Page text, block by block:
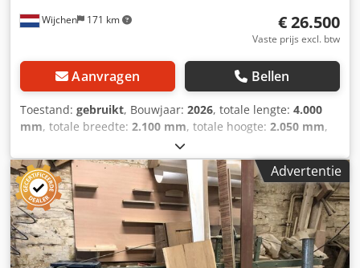
Wijchen 171 km € 26.500
Vaste prijs excl. btw
Aanvragen Bellen
Toestand: gebruikt, Bouwjaar: 2026, totale lengte: 4.000
mm, totale breedte: 2.100 mm, totale hoogte: 2.050 mm,
Kleur: Wit Ledig gewicht: 4.020 kg Dcsdpfszkr Tbsx Adpsk -
Bouwjaar: 2026 - Documentatie aanwezig: Ja - └ Type
documentatie: Technische gegevens, Elektrische schema’s,
Gebruikershandleiding - └ Taal: EN - └ Soort: Hardcopy -
CE markering aanwezig: Ja - CE certificaat aanwezig: Ja -
Hoofd motorvermogen [kW]: 2.1 - Aandrijving pers:
Hydraulisch - Max. werkstuklengte [mm]: 3000 - Max.
werkstukbreedte [mm]: 1300 - Max. werkstukhoogte [mm]:
Advertentie